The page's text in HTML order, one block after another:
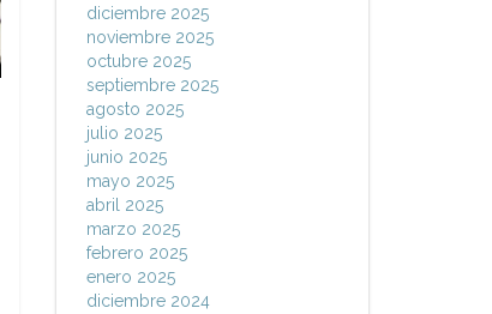
diciembre 2025
noviembre 2025
octubre 2025
septiembre 2025
agosto 2025
julio 2025
junio 2025
mayo 2025
abril 2025
marzo 2025
febrero 2025
enero 2025
diciembre 2024